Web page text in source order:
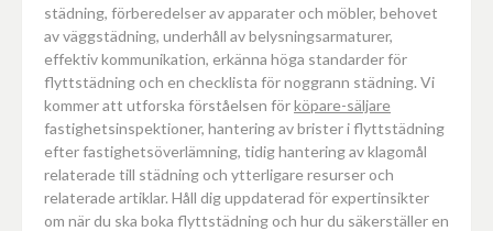
städning, förberedelser av apparater och möbler, behovet
av väggstädning, underhåll av belysningsarmaturer,
effektiv kommunikation, erkänna höga standarder för
flyttstädning och en checklista för noggrann städning. Vi
kommer att utforska förståelsen förköpare-säljare
fastighetsinspektioner, hantering av brister i flyttstädning
efter fastighetsöverlämning, tidig hantering av klagomål
relaterade till städning och ytterligare resurser och
relaterade artiklar. Håll dig uppdaterad för expertinsikter
om när du ska boka flyttstädning och hur du säkerställer en